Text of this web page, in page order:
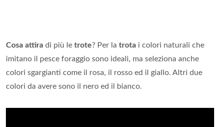
Cosa attira di più le trote? Per la trota i colori naturali che
imitano il pesce foraggio sono ideali, ma seleziona anche
colori sgargianti come il rosa, il rosso ed il giallo. Altri due
colori da avere sono il nero ed il bianco.